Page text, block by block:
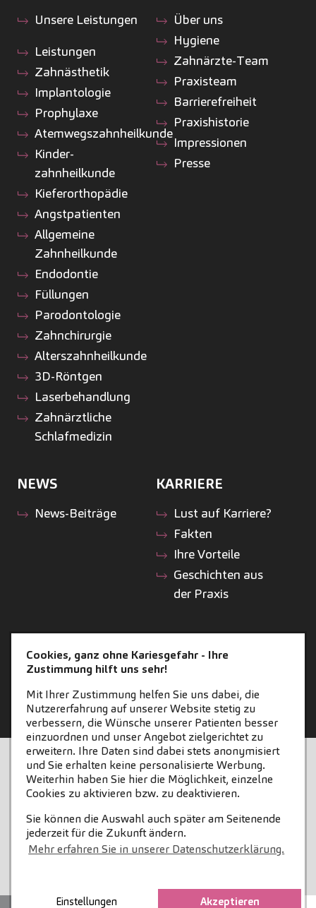
Unsere Leistungen
Leistungen
Zahnästhetik
Implantologie
Prophylaxe
Atemwegszahnheilkunde
Kinder­
zahnheilkunde
Kiefer­orthopädie
Angstpatienten
Allgemeine
Zahnheilkunde
Endodontie
Füllungen
Parodontologie
Zahnchirurgie
Alterszahnheilkunde
3D-Röntgen
Laserbehandlung
Zahnärztliche
Schlafmedizin
Über uns
Hygiene
Zahnärzte-Team
Praxisteam
Barrierefreiheit
Praxishistorie
Impressionen
Presse
NEWS
News-Beiträge
KARRIERE
Lust auf Karriere?
Fakten
Ihre Vorteile
Geschichten aus
der Praxis
zahneins.com
STARTSEITE
KONTAKT
COOKIE-EINSTELLUNGEN
IMPRESSUM
DATENSCHUTZ
Cookies, ganz ohne Kariesgefahr - Ihre
Zustimmung hilft uns sehr!
Mit Ihrer Zustimmung helfen Sie uns dabei, die
Nutzererfahrung auf unserer Website stetig zu
verbessern, die Wünsche unserer Patienten besser
einzuordnen und unser Angebot zielgerichtet zu
erweitern. Ihre Daten sind dabei stets anonymisiert
und Sie erhalten keine personalisierte Werbung.
Weiterhin haben Sie hier die Möglichkeit, einzelne
Cookies zu aktivieren bzw. zu deaktivieren.
Sie können die Auswahl auch später am Seitenende
jederzeit für die Zukunft ändern.
Mehr erfahren Sie in unserer Datenschutzerklärung.
Akzeptieren
Einstellungen